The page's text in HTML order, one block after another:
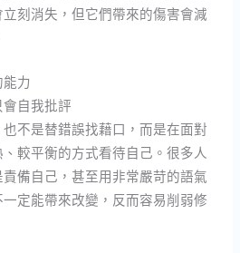
刻消失，但它們帶來的傷害會減
力
自我批評
不是替錯誤找藉口，而是在面對
較平衡的方式看待自己。很多人
備自己，甚至用非常嚴苛的語氣
定能帶來改變，反而容易削弱修